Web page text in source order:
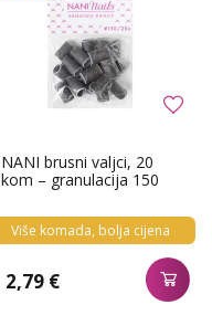
NANI brusni valjci, 20
kom – granulacija 150
Više komada, bolja cijena
2,79 €